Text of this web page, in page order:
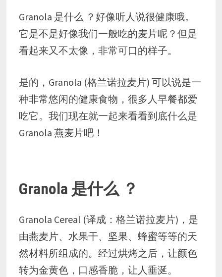
Granola 是什么 ？好像听人说很健康哦。
它是不是好像我们一般吃的麦片呢？但是
看起来又不太像，非常可口的样子。
是的，Granola (格兰诺拉麦片) 可以说是一
种非常悠闲的健康食物，很多人早餐都爱
吃它。我们现在就一起来看看到底什么是
Granola 燕麦片吧！
Granola 是什么 ？
Granola Cereal (译成：格兰诺拉麦片)，是
由燕麦片、水果干、坚果、蜂蜜等等的天
然材料所组成的。经过烘烤之后，让颜色
转为金黄色，口感香脆，让人垂涎。